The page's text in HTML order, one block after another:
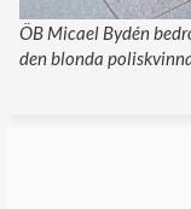
ÖB Micael Bydén
den blonda